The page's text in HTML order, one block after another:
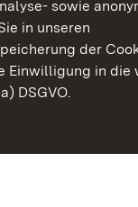
sowie
in unseren
der
Einwilligung in die
DSGVO.